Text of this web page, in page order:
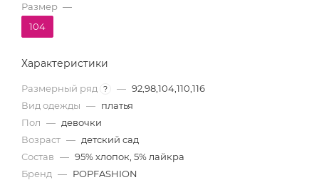
Размер —
104
Характеристики
Размерный ряд ? — 92,98,104,110,116
Вид одежды — платья
Пол — девочки
Возраст — детский сад
Состав — 95% хлопок, 5% лайкра
Бренд — POPFASHION